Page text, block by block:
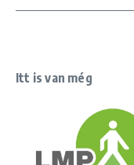
Itt is van még